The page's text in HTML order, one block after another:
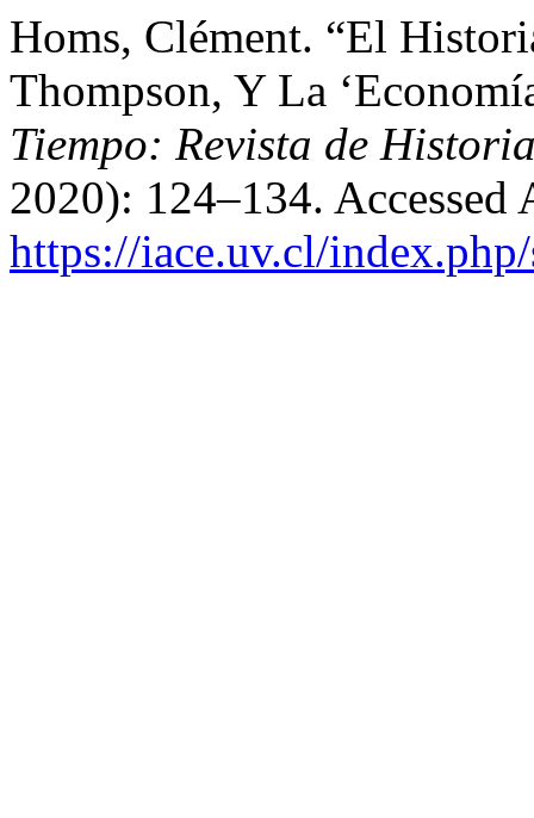
Homs, Clément. “El
Thompson, Y La
Tiempo: Revista de
2020): 124–134. Accessed
https://iace.uv.cl/